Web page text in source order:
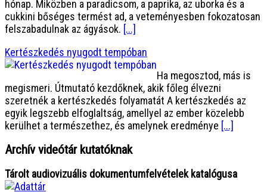
hónap. Miközben a paradicsom, a paprika, az uborka és a
cukkini bőséges termést ad, a veteményesben fokozatosan
felszabadulnak az ágyások. [...]
Kertészkedés nyugodt tempóban
Ha megosztod, más is
megismeri. Útmutató kezdőknek, akik főleg élvezni
szeretnék a kertészkedés folyamatát A kertészkedés az
egyik legszebb elfoglaltság, amellyel az ember közelebb
kerülhet a természethez, és amelynek eredménye [...]
Archív videótár kutatóknak
Tárolt audiovizuális dokumentumfelvételek katalógusa